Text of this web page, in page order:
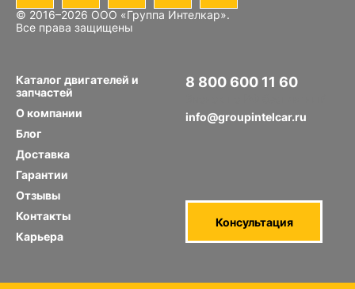
Блок цилиндров Hino J08E
© 2016–2026 ООО «Группа Интелкар».
Все права защищены
Каталог двигателей и
запчастей
О компании
Блог
Доставка
Гарантии
Отзывы
Контакты
Карьера
8 800 600 11 60
info@groupintelcar.ru
Консультация